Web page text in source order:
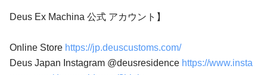
Deus Ex Machina 公式 アカウント】
Online Store https://jp.deuscustoms.com/
Deus Japan Instagram @deusresidence https://www.insta